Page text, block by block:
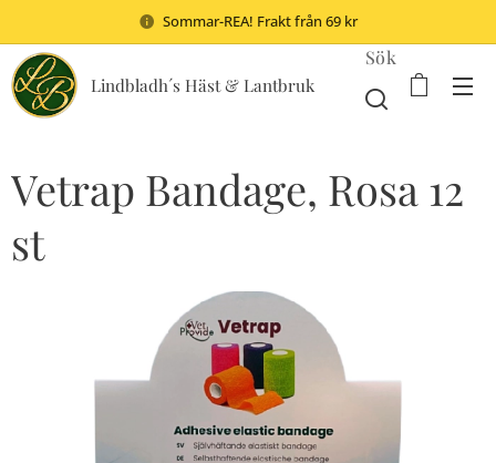
Sommar-REA! Frakt från 69 kr
Lindbladh´s Häst & Lantbruk
Sök
Vetrap Bandage, Rosa 12
st